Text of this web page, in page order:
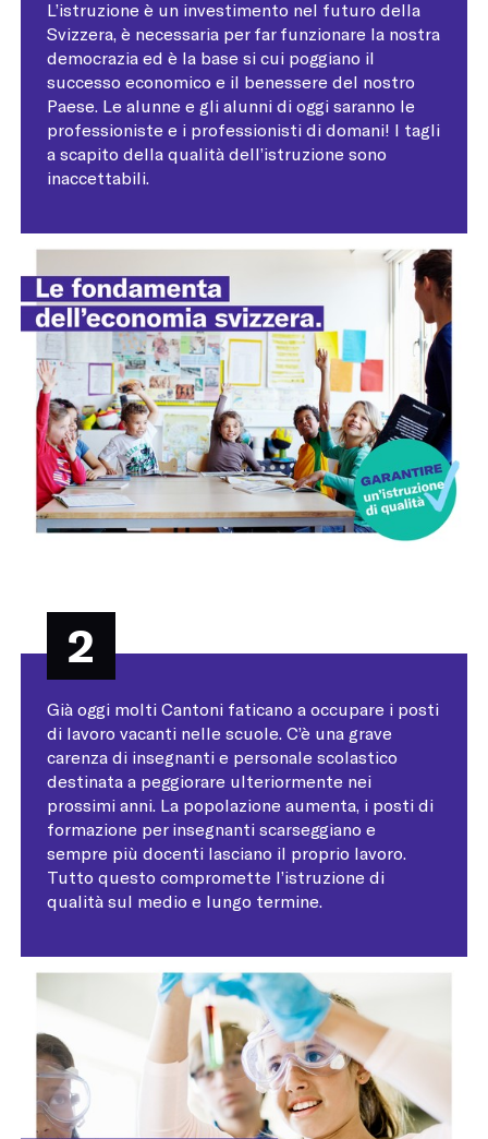
L’istruzione è un investimento nel futuro della
Svizzera, è necessaria per far funzionare la nostra
democrazia ed è la base si cui poggiano il
successo economico e il benessere del nostro
Paese. Le alunne e gli alunni di oggi saranno le
professioniste e i professionisti di domani! I tagli
a scapito della qualità dell’istruzione sono
inaccettabili.
2
Già oggi molti Cantoni faticano a occupare i posti
di lavoro vacanti nelle scuole. C’è una grave
carenza di insegnanti e personale scolastico
destinata a peggiorare ulteriormente nei
prossimi anni. La popolazione aumenta, i posti di
formazione per insegnanti scarseggiano e
sempre più docenti lasciano il proprio lavoro.
Tutto questo compromette l’istruzione di
qualità sul medio e lungo termine.